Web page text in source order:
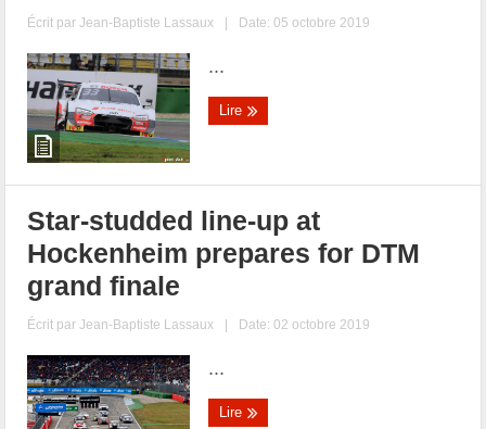
Écrit parJean-Baptiste Lassaux | Date: 05 octobre 2019
...
Lire
Star-studded line-up at
Hockenheim prepares for DTM
grand finale
Écrit parJean-Baptiste Lassaux | Date: 02 octobre 2019
...
Lire